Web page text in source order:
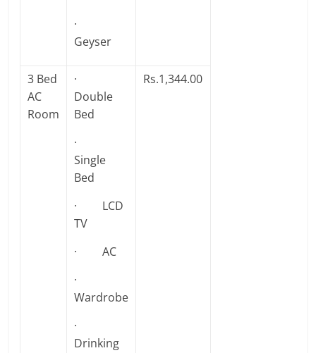
·
Geyser
3 Bed
AC
Room
·
Double
Bed
·
Single
Bed
· LCD
TV
· AC
·
Wardrobe
·
Drinking
Rs.1,344.00